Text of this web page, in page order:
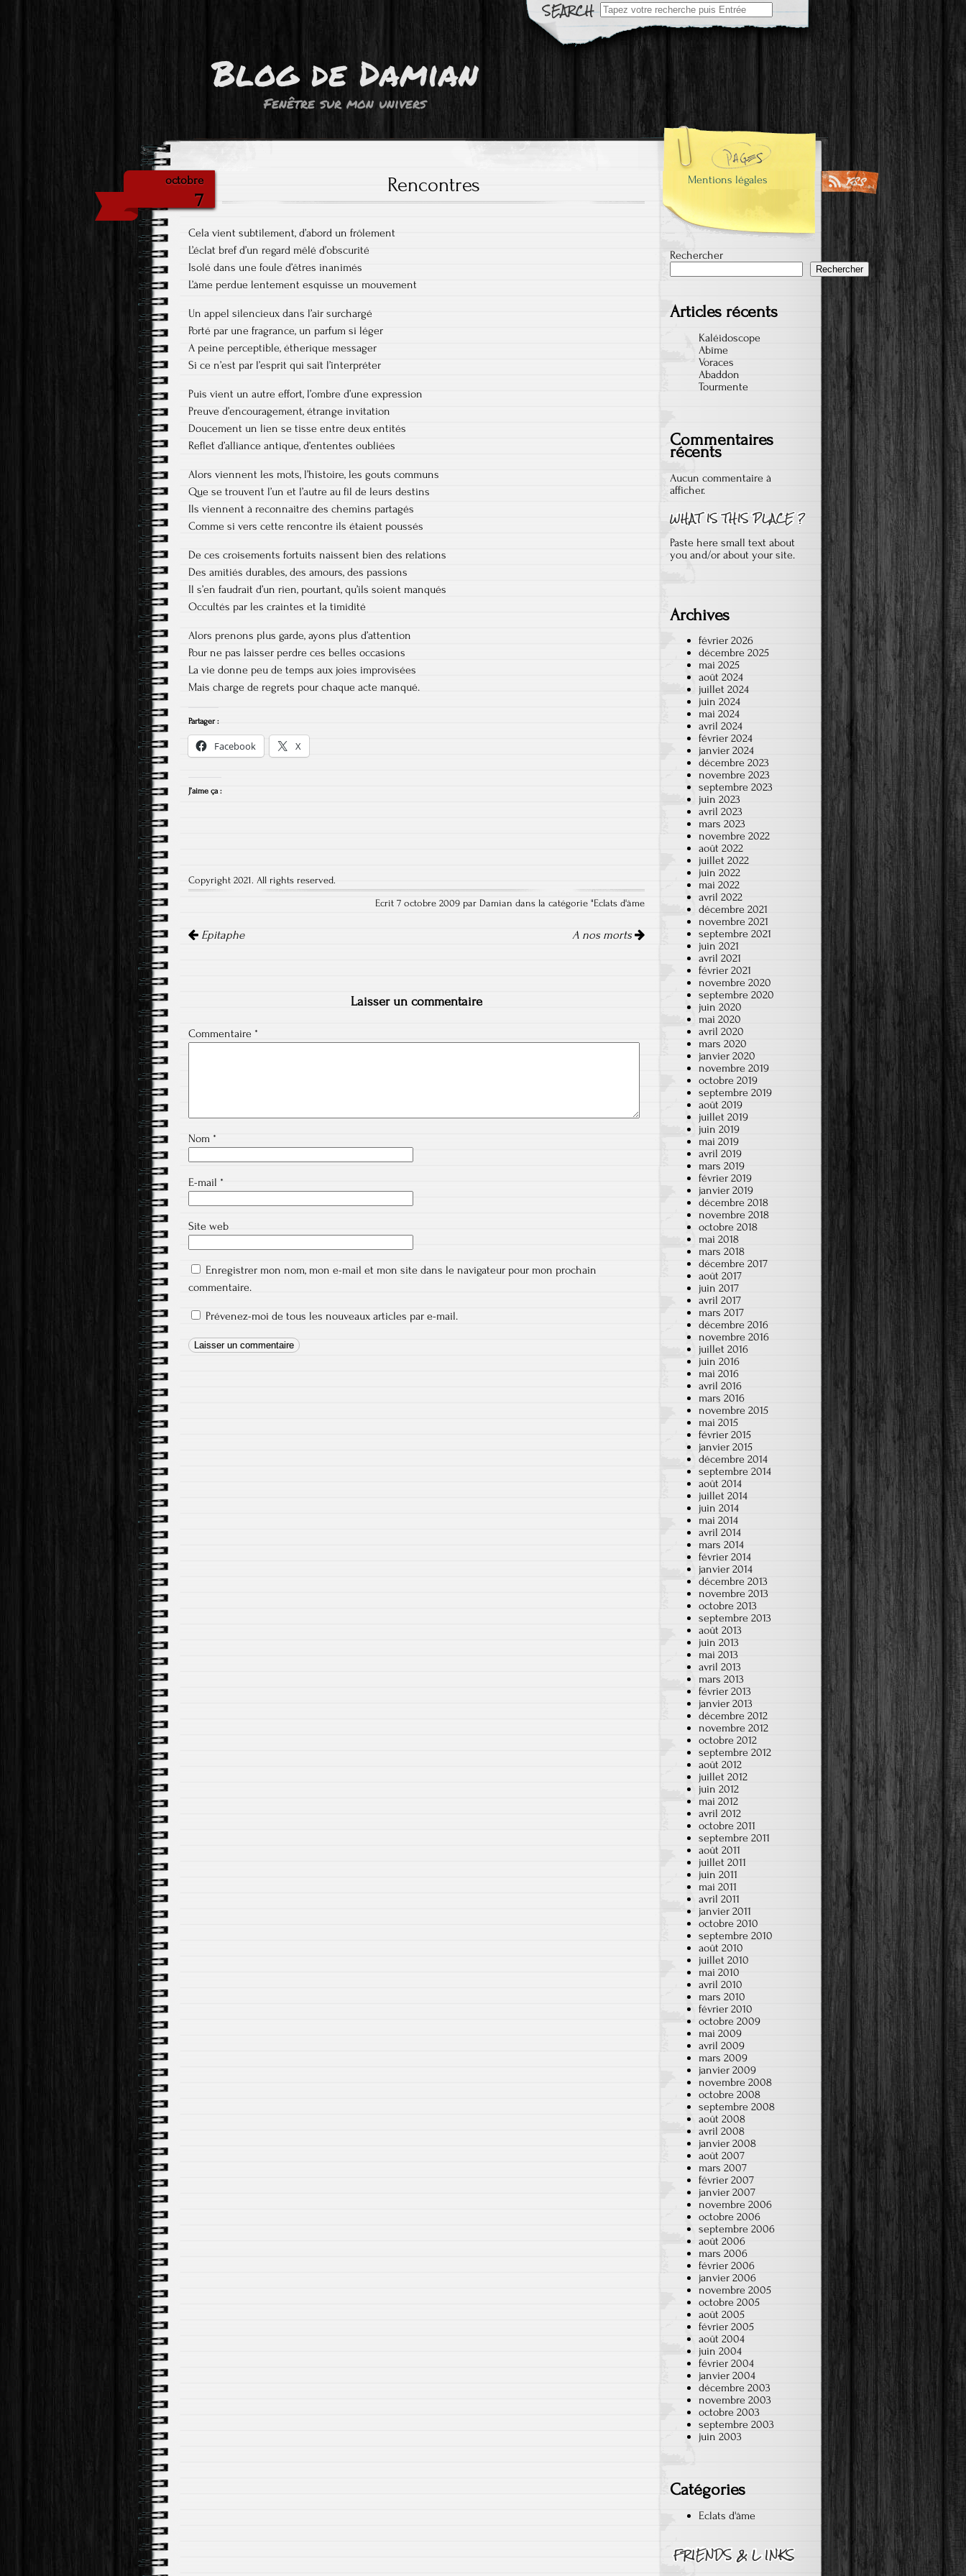
Résultats
de
recherche
Blog de Damian
Fenêtre sur mon univers
octobre
7
Rencontres
Cela vient subtilement, d’abord un frôlement
L’éclat bref d’un regard mêlé d’obscurité
Isolé dans une foule d’êtres inanimés
L’âme perdue lentement esquisse un mouvement
Un appel silencieux dans l’air surchargé
Porté par une fragrance, un parfum si léger
A peine perceptible, étherique messager
Si ce n’est par l’esprit qui sait l’interpréter
Puis vient un autre effort, l’ombre d’une expression
Preuve d’encouragement, étrange invitation
Doucement un lien se tisse entre deux entités
Reflet d’alliance antique, d’ententes oubliées
Alors viennent les mots, l’histoire, les gouts communs
Que se trouvent l’un et l’autre au fil de leurs destins
Ils viennent à reconnaitre des chemins partagés
Comme si vers cette rencontre ils étaient poussés
De ces croisements fortuits naissent bien des relations
Des amitiés durables, des amours, des passions
Il s’en faudrait d’un rien, pourtant, qu’ils soient manqués
Occultés par les craintes et la timidité
Alors prenons plus garde, ayons plus d’attention
Pour ne pas laisser perdre ces belles occasions
La vie donne peu de temps aux joies improvisées
Mais charge de regrets pour chaque acte manqué.
Partager :
Facebook X
J’aime ça :
Copyright 2021. All rights reserved.
Ecrit 7 octobre 2009 par Damian dans la catégorie "Eclats d'âme
deEpitaphe A nos morts
Laisser un commentaire
Commentaire *
Nom *
E-mail *
Site web
Enregistrer mon nom, mon e-mail et mon site dans le navigateur pour mon prochain
commentaire.
Prévenez-moi de tous les nouveaux articles par e-mail.
Mentions légales
Rechercher
Rechercher
Articles récents
Kaléidoscope
Abîme
Voraces
Abaddon
Tourmente
Commentaires
récents
Aucun commentaire à
afficher.
Paste here small text about
you and/or about your site.
Archives
février 2026
décembre 2025
mai 2025
août 2024
juillet 2024
juin 2024
mai 2024
avril 2024
février 2024
janvier 2024
décembre 2023
novembre 2023
septembre 2023
juin 2023
avril 2023
mars 2023
novembre 2022
août 2022
juillet 2022
juin 2022
mai 2022
avril 2022
décembre 2021
novembre 2021
septembre 2021
juin 2021
avril 2021
février 2021
novembre 2020
septembre 2020
juin 2020
mai 2020
avril 2020
mars 2020
janvier 2020
novembre 2019
octobre 2019
septembre 2019
août 2019
juillet 2019
juin 2019
mai 2019
avril 2019
mars 2019
février 2019
janvier 2019
décembre 2018
novembre 2018
octobre 2018
mai 2018
mars 2018
décembre 2017
août 2017
juin 2017
avril 2017
mars 2017
décembre 2016
novembre 2016
juillet 2016
juin 2016
mai 2016
avril 2016
mars 2016
novembre 2015
mai 2015
février 2015
janvier 2015
décembre 2014
septembre 2014
août 2014
juillet 2014
juin 2014
mai 2014
avril 2014
mars 2014
février 2014
janvier 2014
décembre 2013
novembre 2013
octobre 2013
septembre 2013
août 2013
juin 2013
mai 2013
avril 2013
mars 2013
février 2013
janvier 2013
décembre 2012
novembre 2012
octobre 2012
septembre 2012
août 2012
juillet 2012
juin 2012
mai 2012
avril 2012
octobre 2011
septembre 2011
août 2011
juillet 2011
juin 2011
mai 2011
avril 2011
janvier 2011
octobre 2010
septembre 2010
août 2010
juillet 2010
mai 2010
avril 2010
mars 2010
février 2010
octobre 2009
mai 2009
avril 2009
mars 2009
janvier 2009
novembre 2008
octobre 2008
septembre 2008
août 2008
avril 2008
janvier 2008
août 2007
mars 2007
février 2007
janvier 2007
novembre 2006
octobre 2006
septembre 2006
août 2006
mars 2006
février 2006
janvier 2006
novembre 2005
octobre 2005
août 2005
février 2005
août 2004
juin 2004
février 2004
janvier 2004
décembre 2003
novembre 2003
octobre 2003
septembre 2003
juin 2003
Catégories
Eclats d'âme